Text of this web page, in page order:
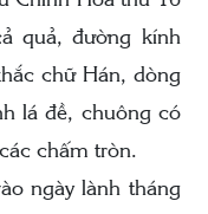
quả, đường kính
chữ Hán, dòng
lá đề, chuông có
chấm tròn.
ngày lành tháng